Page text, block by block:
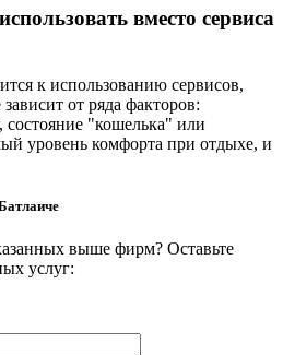
вместо сервиса
к использованию сервисов,
от ряда факторов:
"кошелька" или
уровень комфорта при отдыхе, и
выше фирм? Оставьте
услуг: